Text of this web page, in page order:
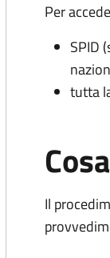
Per
SPID
tutta
Il